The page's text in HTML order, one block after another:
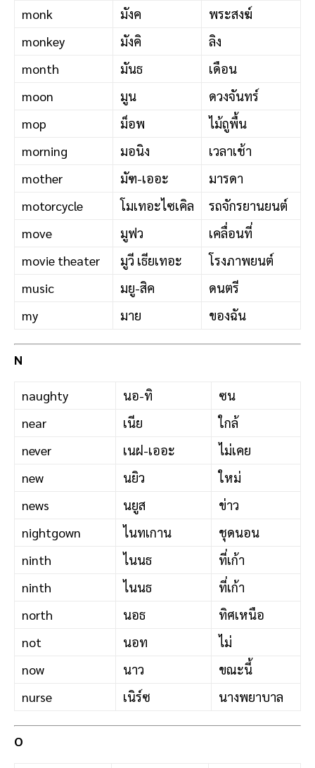
monk
มังค
พระสงฆ์
monkey
มังคิ
ลิง
month
มันธ
เดือน
moon
มูน
ดวงจันทร์
mop
ม็อพ
ไม้ถูพื้น
morning
มอนิง
เวลาเช้า
mother
มัฑ-เออะ
มารดา
motorcycle
โมเทอะไซเคิล
รถจักรยานยนต์
move
มูฟว
เคลื่อนที่
movie theater
มูวี เธียเทอะ
โรงภาพยนต์
music
มยู-สิค
ดนตรี
my
มาย ของฉัน
N
naughty นอ-ทิ
ซน
near
เนีย
ใกล้
never
เนฝ-เออะ
ไม่เคย
new
นยิว
ใหม่
news
นยูส
ข่าว
nightgown
ไนทเกาน
ชุดนอน
ninth
ไนนธ
ที่เก้า
ninth
ไนนธ
ที่เก้า
north
นอธ
ทิศเหนือ
not
นอท
ไม่
now
นาว
ขณะนี้
nurse
เนิร์ซ นางพยาบาล
O